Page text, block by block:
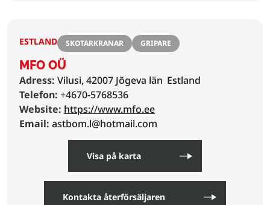
ESTLAND SKOTARKRANAR GRIPARE
MFO OÜ
Adress: Vilusi, 42007 Jõgeva län Estland
Telefon: +4670-5768536
Website: https://www.mfo.ee
Email: astbom.l@hotmail.com
Visa på karta
Kontakta återförsäljaren